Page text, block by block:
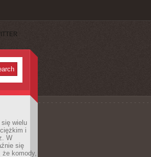
się wielu
i
W
się
że komody,